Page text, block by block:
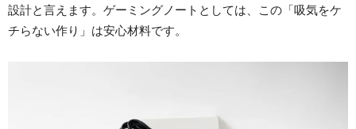
設計と言えます。ゲーミングノートとしては、この「吸気をケ
チらない作り」は安心材料です。